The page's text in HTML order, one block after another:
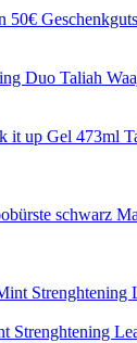
Taliah
Strenghtening